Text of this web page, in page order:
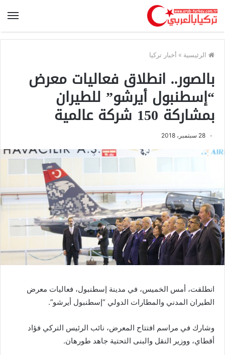
الرئيسية » أخبار تركيا
بالصور.. انطلاق فعاليات معرض
“إسطنبول أيرشو” للطيران
بمشاركة 150 شركة عالمية
28 سبتمبر، 2018
انطلقت، أمس الخميس، في مدينة إسطنبول، فعاليات معرض
الطيران المدني والمطارات الدولي “إسطنبول أيرشو”.
وشارك في مراسم افتتاح المعرض، نائب الرئيس التركي فؤاد
أقطاي، ووزير النقل والبنى التحتية جاهد طورهان.